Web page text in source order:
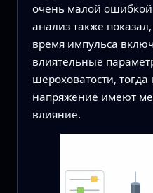
очень малой
анализ также
время импульса
влиятельные
шероховатости, тогда
напряжение имеют
влияние.